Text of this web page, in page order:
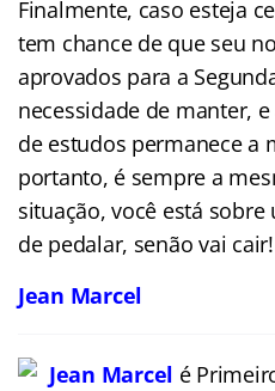
Finalmente, caso esteja
tem chance de que seu
aprovados para a
necessidade de manter,
de estudos permanece a
portanto, é sempre a
situação, você está
de pedalar, senão vai cair!
Jean Marcel
Jean Marcel é